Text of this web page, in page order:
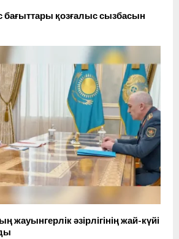
бағыттары қозғалыс сызбасын
жауынгерлік әзірлігінің жай-күйі